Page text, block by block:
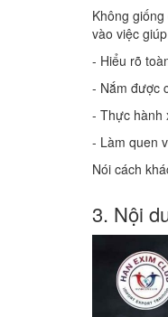
Không
vào việc
- Hiểu rõ
- Nắm được
- Thực hành
- Làm quen
Nói cách
3. Nội